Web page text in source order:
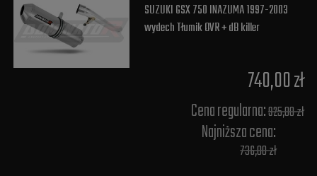
SUZUKI GSX 750 INAZUMA 1997-2003
wydech Tłumik OVR + dB killer
740,00 zł
Cena regularna:925,00 zł
Najniższa cena:
736,00 zł